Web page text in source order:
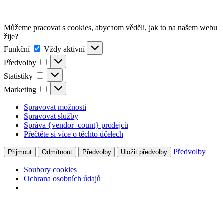
Můžeme pracovat s cookies, abychom věděli, jak to na našem webu
žije?
Funkční
Funkční
Vždy aktivní
Předvolby
Předvolby
Statistiky Statistiky
Marketing Marketing
Spravovat možnosti
Spravovat služby
Správa {vendor_count} prodejců
Přečtěte si více o těchto účelech
Přijmout Odmítnout Předvolby Uložit předvolby Předvolby
Soubory cookies
Ochrana osobních údajů